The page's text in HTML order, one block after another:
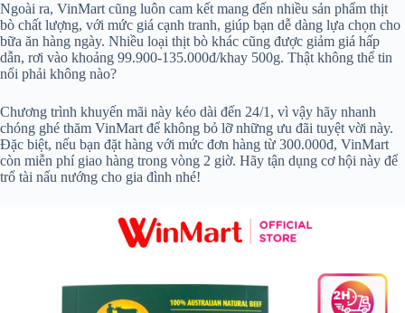
Ngoài ra, VinMart cũng luôn cam kết mang đến nhiều sản phẩm thịt
bò chất lượng, với mức giá cạnh tranh, giúp bạn dễ dàng lựa chọn cho
bữa ăn hàng ngày. Nhiều loại thịt bò khác cũng được giảm giá hấp
dẫn, rơi vào khoảng 99.900-135.000đ/khay 500g. Thật không thể tin
nổi phải không nào?
Chương trình khuyến mãi này kéo dài đến 24/1, vì vậy hãy nhanh
chóng ghé thăm VinMart để không bỏ lỡ những ưu đãi tuyệt vời này.
Đặc biệt, nếu bạn đặt hàng với mức đơn hàng từ 300.000đ, VinMart
còn miễn phí giao hàng trong vòng 2 giờ. Hãy tận dụng cơ hội này để
trổ tài nấu nướng cho gia đình nhé!